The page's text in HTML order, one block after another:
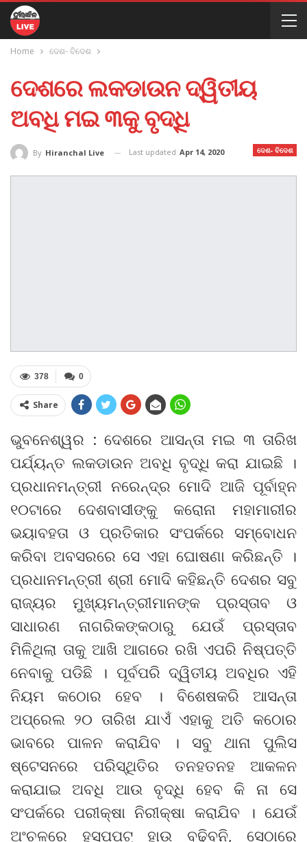
Home ଦେଶ- ବିଦେଶ
ଦେଶରେ ଲକଡାଉନ ଦ୍ୱିତୀୟ
ଅବଧି ମଇ ୩କୁ ବୃଦ୍ଧି
ଦେଶ- ବିଦେଶ
By Hiranchal Live Last updated Apr 14, 2020
0
378
Share
ଭୁବନେଶ୍ୱର : ଦେଶରେ ଆସନ୍ତା ମଇ ୩ ତାରିଖ
ପର୍ଯ୍ୟନ୍ତ ଲକଡାଉନ ଅବଧି ବୃଦ୍ଧି କରା ଯାଇଛି ।
ପ୍ରଧାନମନ୍ତ୍ରୀ ନରେନ୍ଦ୍ର ମୋଦି ଆଜି ପୂର୍ବାହ୍ନ
୧୦ଟାରେ ଦେଶବାସୀଙ୍କୁ କରୋନା ମହାମାରୀର
ଭୟାବହତା ଓ ପ୍ରତିକାର ସଂପର୍କରେ ସମ୍ବୋଧନ
କରିବା ଅବସରରେ ସେ ଏହା ଘୋଷଣା କରିଛନ୍ତି ।
ପ୍ରଧାନମନ୍ତ୍ରୀ ଶ୍ରୀ ମୋଦି କହିଛନ୍ତି ଦେଶର ସବୁ
ରାଜ୍ୟର ମୁଖ୍ୟମନ୍ତ୍ରୀମାନଙ୍କ ପ୍ରସ୍ତାବ ଓ
ସାଧାରଣ ନାଗରିକଙ୍କଠାରୁ ଯେଉଁ ପ୍ରସ୍ତାବ
ମିଳିଥିଲା ତାକୁ ଆଖି ଆଗରେ ରଖି ଏପରି ନିଷ୍ପତ୍ତି
ନେବାକୁ ପଡିଛି । ପୂର୍ବପରି ଦ୍ୱିତୀୟ ଅବଧିର ଏହି
ନିୟମ କଠୋର ହେବ । ବିଶେଷକରି ଆସନ୍ତା
ଅପ୍ରେଲ ୨୦ ତାରିଖ ଯାଏଁ ଏହାକୁ ଅତି କଠୋର
ଭାବରେ ପାଳନ କରାଯିବ । ସବୁ ଥାନା ପୁଲିସ
ଷ୍ଟେସନରେ ପରିସ୍ଥିତିର ତନହତନହ ଆକଳନ
କରାଯାଇ ଅବଧି ଆଉ ବୃଦ୍ଧି ହେବ କି ନା ସେ
ସଂପର୍କରେ ପରୀକ୍ଷା ନିରୀକ୍ଷା କରାଯିବ । ଯେଉଁ
ଅଂଚଳରେ ହସ୍ପପଟ୍ ହାଉ ବଢିବନି, ସେଠାରେ